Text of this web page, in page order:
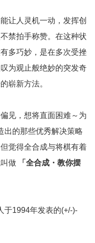
让人灵机一动，发挥创
禁拍手称赞。在这种状
多巧妙，是在多次受挫
为观止般绝妙的突发奇
崭新方法。
见，想将直面困难～为
出的那些优秀解决策略
觉得全合成与将棋有着
做
「全合成・教你摆
于1994年发表的(+/-)-